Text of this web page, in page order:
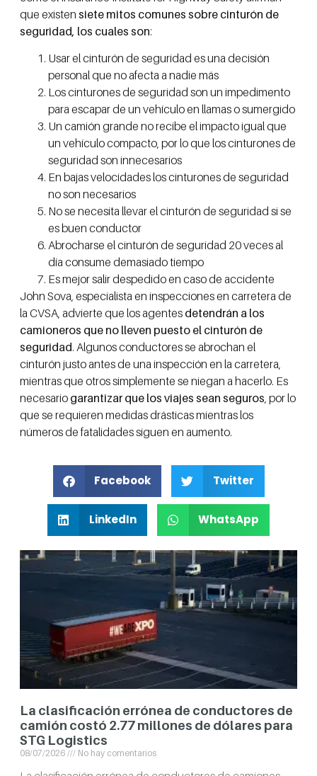
que existen siete mitos comunes sobre cinturón de
seguridad, los cuales son:
Usar el cinturón de seguridad es una decisión
personal que no afecta a nadie más
Los cinturones de seguridad son un impedimento
para escapar de un vehículo en llamas o sumergido
Un camión grande no recibe el impacto igual que
un vehículo compacto, por lo que los cinturones de
seguridad son innecesarios
En bajas velocidades los cinturones de seguridad
no son necesarios
No se necesita llevar el cinturón de seguridad si se
es buen conductor
Abrocharse el cinturón de seguridad 20 veces al
día consume demasiado tiempo
Es mejor salir despedido en caso de accidente
John Sova, especialista en inspecciones en carretera de
la CVSA, advierte que los agentes detendrán a los
camioneros que no lleven puesto el cinturón de
seguridad. Algunos conductores se abrochan el
cinturón justo antes de una inspección en la carretera,
mientras que otros simplemente se niegan a hacerlo. Es
necesario garantizar que los viajes sean seguros, por lo
que se requieren medidas drásticas mientras los
números de fatalidades siguen en aumento.
Facebook Twitter
LinkedIn WhatsApp
La clasificación errónea de conductores de
camión costó 2.77 millones de dólares para
STG Logistics
08/07/2026 No hay comentarios